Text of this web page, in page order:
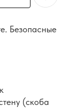
Безопасные
(скоба